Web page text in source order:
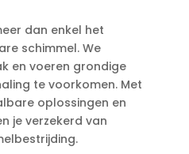
dan enkel het
schimmel.​ We
en voeren grondige
te voorkomen.​ Met
oplossingen en
je verzekerd van